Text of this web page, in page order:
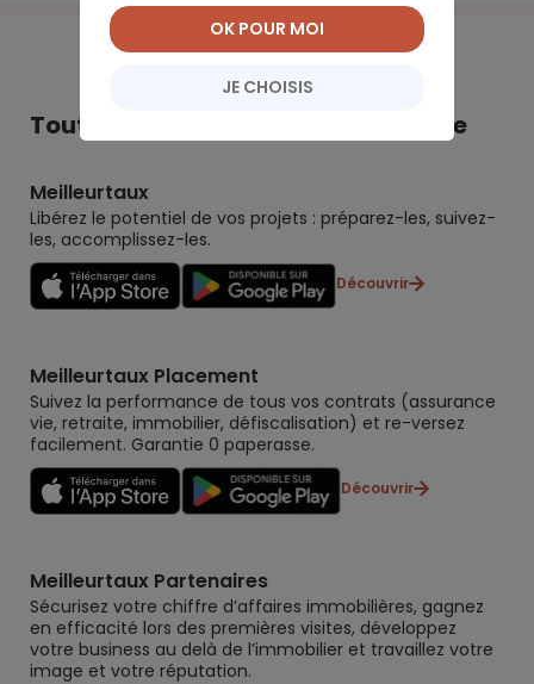
Tout Meilleurtaux dans votre poche
Meilleurtaux
Libérez le potentiel de vos projets : préparez-les, suivez-
les, accomplissez-les.
Découvrir
Meilleurtaux Placement
Suivez la performance de tous vos contrats (assurance
vie, retraite, immobilier, défiscalisation) et re-versez
facilement. Garantie 0 paperasse.
Découvrir
Meilleurtaux Partenaires
Sécurisez votre chiffre d’affaires immobilières, gagnez
en efficacité lors des premières visites, développez
votre business au delà de l’immobilier et travaillez votre
image et votre réputation.
JE CHOISIS
OK POUR MOI